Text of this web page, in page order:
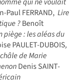
Paul FERRAND,Lire
?Benoît
piège : les aléas du
PAULET-DUBOIS,
de Marie
Denis SAINT-